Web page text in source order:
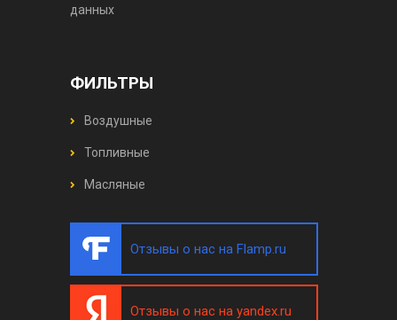
данных
ФИЛЬТРЫ
Воздушные
Топливные
Масляные
Отзывы о нас на Flamp.ru
Отзывы о нас на yandex.ru